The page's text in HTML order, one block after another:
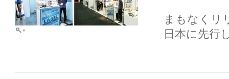
まもなくリ
日本に先行